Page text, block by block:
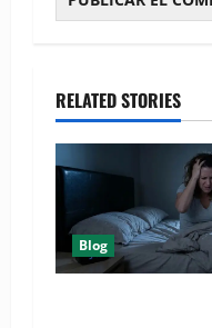
RELATED STORIES
Blog